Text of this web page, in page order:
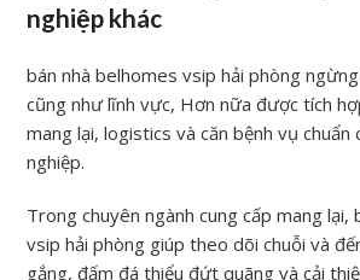
nghiệp khác
bán nhà belhomes vsip hải phòng
cũng như lĩnh vực, Hơn nữa được tích
mang lại, logistics và căn bệnh vụ chuẩn
nghiệp.
Trong chuyên ngành cung cấp mang lại,
vsip hải phòng giúp theo dõi chuỗi và
gắng, đấm đá thiểu đứt quãng và cải